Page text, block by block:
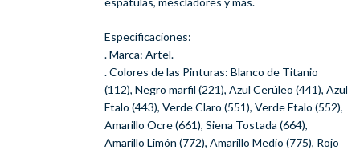
Especificaciones:
. Marca: Artel.
. Colores de las Pinturas: Blanco de Titanio
(112), Negro marfil (221), Azul Cerúleo (441), Azul
Ftalo (443), Verde Claro (551), Verde Ftalo (552),
Amarillo Ocre (661), Siena Tostada (664),
Amarillo Limón (772), Amarillo Medio (775), Rojo